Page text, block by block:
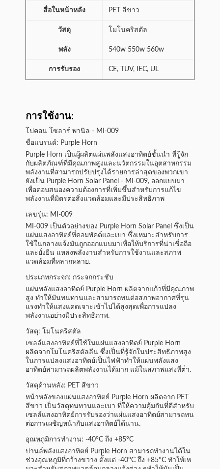
สื่อในหน้าหลัง PET สีขาว
วัสดุ โมโนคริสตัล
พลัง 540w 550w 560w
การรับรอง CE, TUV, IEC, UL
การใช้งาน:
โปคอน โซลาร์ พานิล - MI-009
ชื่อแบรนด์: Purple Horn
Purple Horn เป็นผู้ผลิตแผ่นพลังแสงอาทิตย์ชั้นนํา ที่รู้จัก
กับผลิตภัณฑ์ที่มีคุณภาพสูงและนวัตกรรมในอุตสาหกรรม
พลังงานที่สามารถปรับปรุงได้รายการล่าสุดของพวกเขา
ยังเป็น Purple Horn Solar Panel - MI-009, ออกแบบมา
เพื่อตอบสนองความต้องการที่เพิ่มขึ้นสําหรับการแก้ไข
พลังงานที่มิตรต่อสิ่งแวดล้อมและมีประสิทธิภาพ
เลขรุ่น: MI-009
MI-009 เป็นตัวอย่างของ Purple Horn Solar Panel ซึ่งเป็น
แผ่นแสงอาทิตย์ที่คอมพัคต์และเบา ซึ่งเหมาะสําหรับการ
ใช้ในกลางแจ้งมันถูกออกแบบมาเพื่อให้บริการที่น่าเชื่อถือ
และยั่งยืน แหล่งพลังงานสําหรับการใช้งานและสภาพ
แวดล้อมที่หลากหลาย.
ประเภทกระจก: กระจกกระชับ
แผ่นพลังแสงอาทิตย์ Purple Horn ผลิตจากแก้วที่มีคุณภาพ
สูง ทําให้มันทนทานและสามารถทนต่อสภาพอากาศที่รุน
แรงทําให้แสงแดดเจาะเข้าไปได้สูงสุดเพื่อการแปลง
พลังงานอย่างมีประสิทธิภาพ.
วัสดุ: โมโนคริสตัล
เซลล์แสงอาทิตย์ที่ใช้ในแผ่นแสงอาทิตย์ Purple Horn
ผลิตจากโมโนคริสตัลลีน ซึ่งเป็นที่รู้จักในประสิทธิภาพสูง
ในการแปลงแสงอาทิตย์เป็นไฟฟ้าทําให้แผ่นพลังแสง
อาทิตย์สามารถผลิตพลังงานได้มาก แม้ในสภาพแสงที่ต่ํา.
วัสดุด้านหลัง: PET สีขาว
หน้าหลังของแผ่นแสงอาทิตย์ Purple Horn ผลิตจาก PET
สีขาว เป็นวัสดุทนทานและเบา ที่ให้ความคุ้มกันที่ดีสําหรับ
เซลล์แสงอาทิตย์การรับรองว่าแผ่นแสงอาทิตย์สามารถทน
ต่อการเผชิญหน้ากับแสงอาทิตย์ได้นาน.
อุณหภูมิการทํางาน: -40°C ถึง +85°C
ปานล์พลังแสงอาทิตย์ Purple Horn สามารถทํางานได้ใน
ช่วงอุณหภูมิที่กว้างขวาง ตั้งแต่ -40°C ถึง +85°C ทําให้เห